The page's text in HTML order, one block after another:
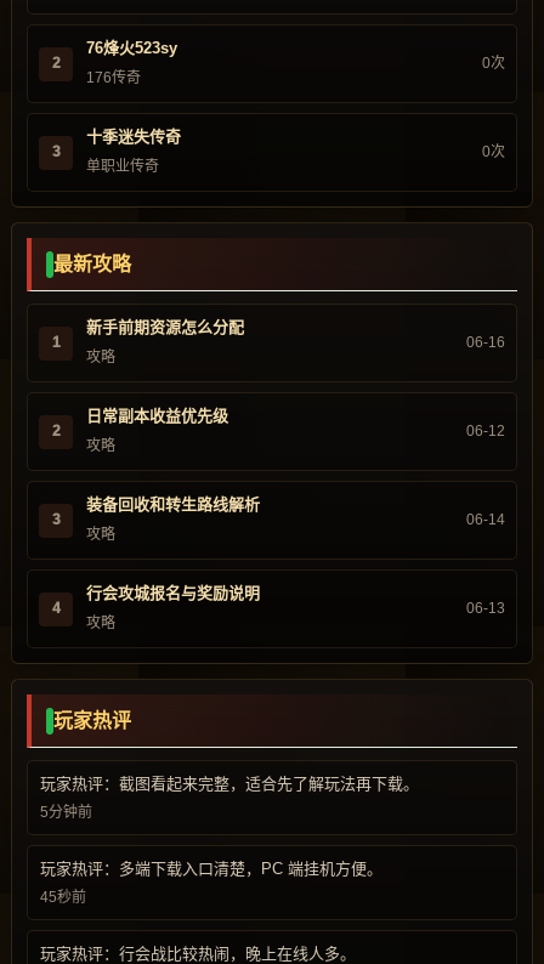
2
76烽火523sy
176传奇
0次
3
十季迷失传奇
单职业传奇
0次
最新攻略
1
新手前期资源怎么分配
攻略
06-16
2
日常副本收益优先级
攻略
06-12
3
装备回收和转生路线解析
攻略
06-14
4
行会攻城报名与奖励说明
攻略
06-13
玩家热评
玩家热评：截图看起来完整，适合先了解玩法再下载。
5分钟前
玩家热评：多端下载入口清楚，PC 端挂机方便。
45秒前
玩家热评：行会战比较热闹，晚上在线人多。